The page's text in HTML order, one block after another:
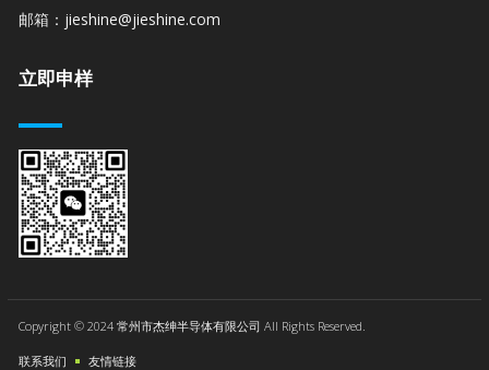
邮箱：jieshine@jieshine.com
立即申样
Copyright © 2024 常州市杰绅半导体有限公司 All Rights Reserved.
联系我们 友情链接